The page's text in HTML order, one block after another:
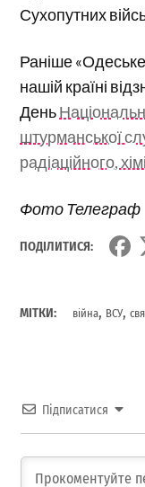
Сухопутних
Раніше
нашій країні
День
штурманської
радіаційного,
Фото Телеграф
ПОДІЛИТИСЯ:
МІТКИ: війна, ВСУ,
Підписатися